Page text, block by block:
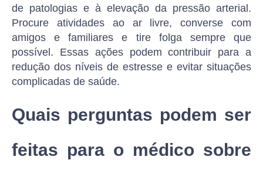
de patologias e à elevação da pressão arterial.
Procure atividades ao ar livre, converse com
amigos e familiares e tire folga sempre que
possível. Essas ações podem contribuir para a
redução dos níveis de estresse e evitar situações
complicadas de saúde.
Quais perguntas podem ser
feitas para o médico sobre